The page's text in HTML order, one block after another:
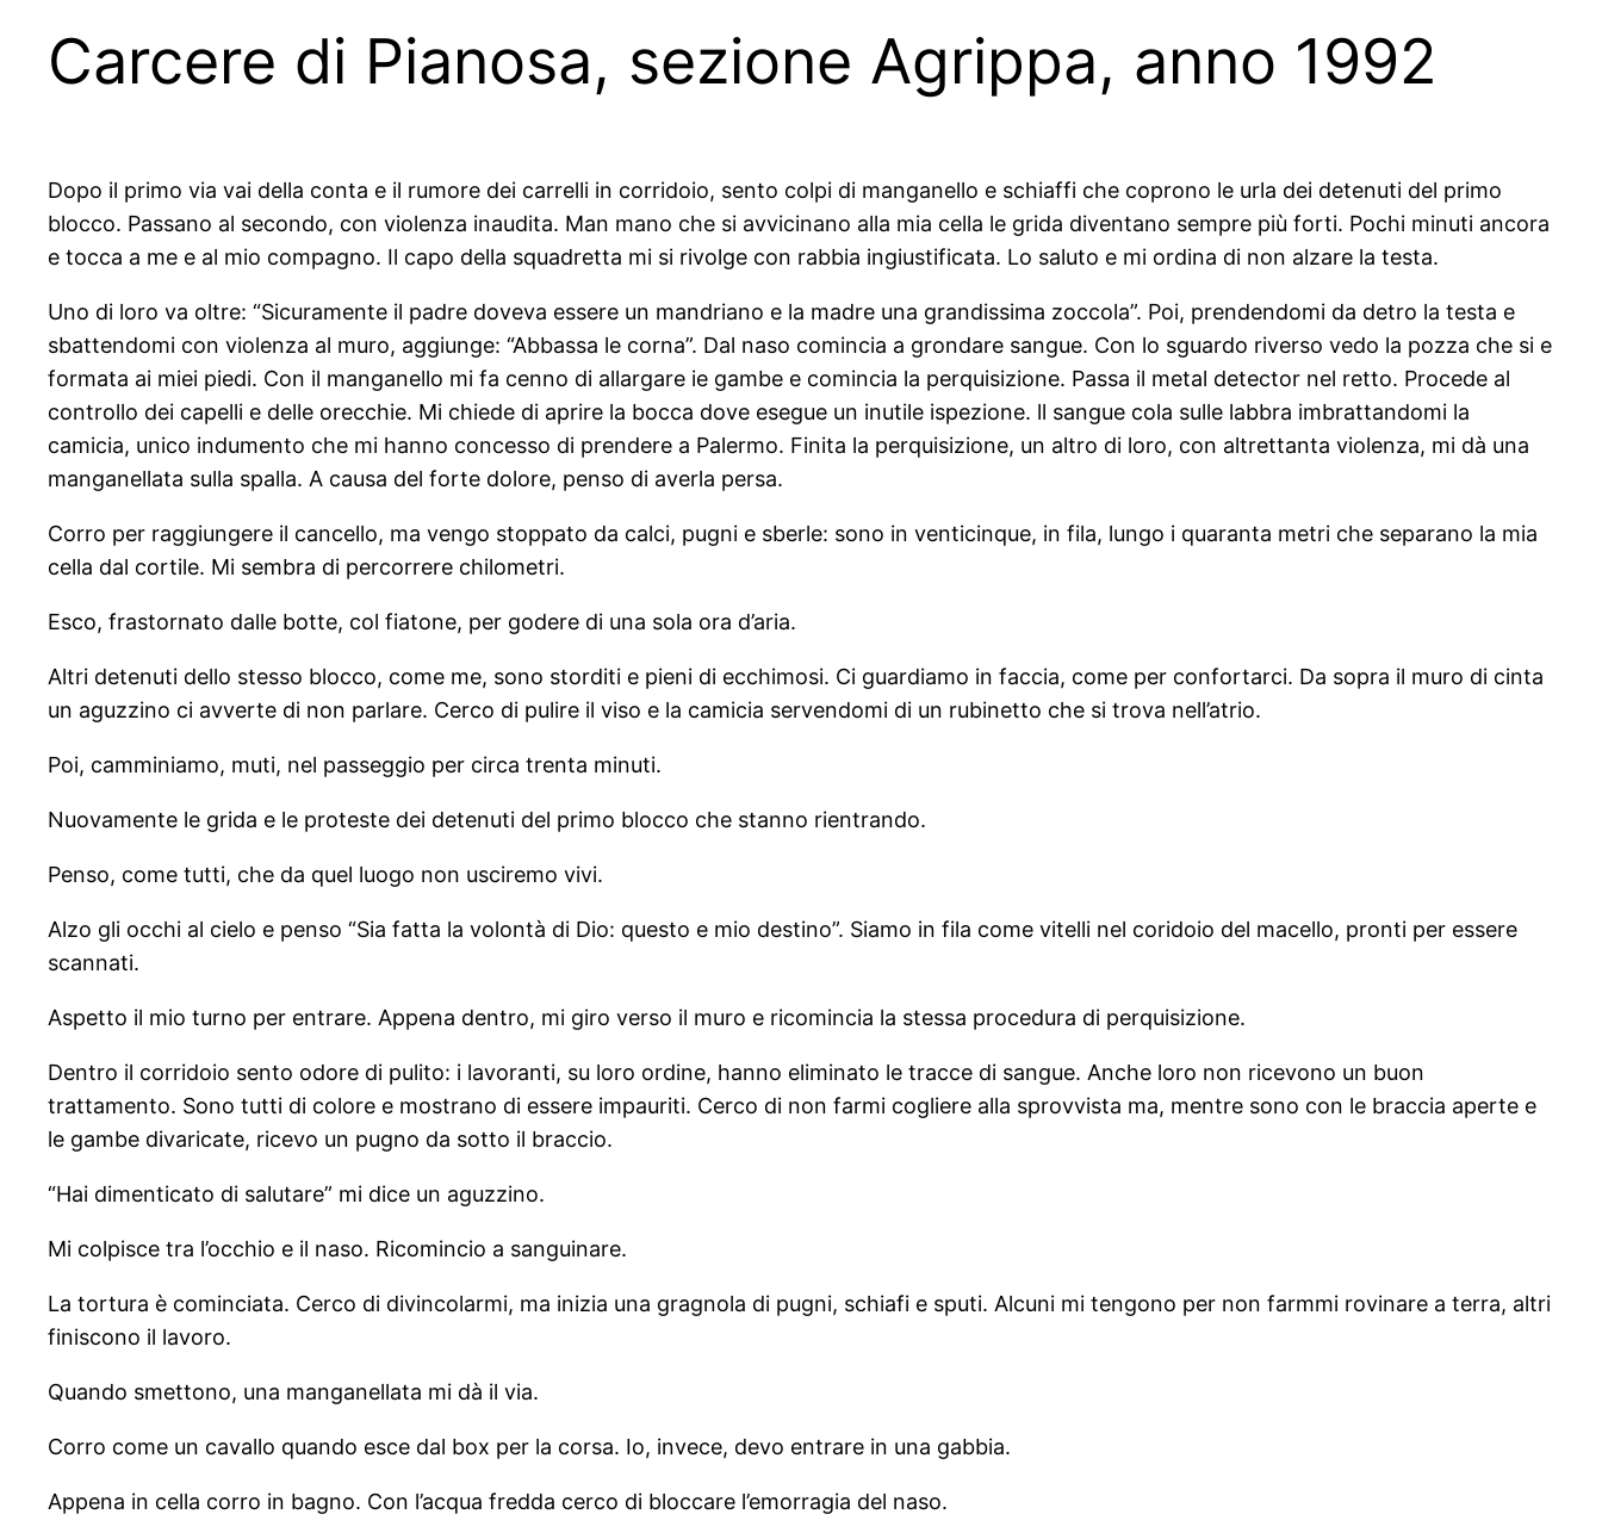
Carcere di Pianosa, sezione Agrippa, anno 1992
Dopo il primo via vai della conta e il rumore dei carrelli in corridoio, sento colpi di manganello e schiaffi che coprono le urla dei detenuti del primo
blocco. Passano al secondo, con violenza inaudita. Man mano che si avvicinano alla mia cella le grida diventano sempre più forti. Pochi minuti ancora
e tocca a me e al mio compagno. Il capo della squadretta mi si rivolge con rabbia ingiustificata. Lo saluto e mi ordina di non alzare la testa.
Uno di loro va oltre: “Sicuramente il padre doveva essere un mandriano e la madre una grandissima zoccola”. Poi, prendendomi da detro la testa e
sbattendomi con violenza al muro, aggiunge: “Abbassa le corna”. Dal naso comincia a grondare sangue. Con lo sguardo riverso vedo la pozza che si e
formata ai miei piedi. Con il manganello mi fa cenno di allargare ie gambe e comincia la perquisizione. Passa il metal detector nel retto. Procede al
controllo dei capelli e delle orecchie. Mi chiede di aprire la bocca dove esegue un inutile ispezione. ll sangue cola sulle labbra imbrattandomi la
camicia, unico indumento che mi hanno concesso di prendere a Palermo. Finita la perquisizione, un altro di loro, con altrettanta violenza, mi dà una
manganellata sulla spalla. A causa del forte dolore, penso di averla persa.
Corro per raggiungere il cancello, ma vengo stoppato da calci, pugni e sberle: sono in venticinque, in fila, lungo i quaranta metri che separano la mia
cella dal cortile. Mi sembra di percorrere chilometri.
Esco, frastornato dalle botte, col fiatone, per godere di una sola ora d’aria.
Altri detenuti dello stesso blocco, come me, sono storditi e pieni di ecchimosi. Ci guardiamo in faccia, come per confortarci. Da sopra il muro di cinta
un aguzzino ci avverte di non parlare. Cerco di pulire il viso e la camicia servendomi di un rubinetto che si trova nell’atrio.
Poi, camminiamo, muti, nel passeggio per circa trenta minuti.
Nuovamente le grida e le proteste dei detenuti del primo blocco che stanno rientrando.
Penso, come tutti, che da quel luogo non usciremo vivi.
Alzo gli occhi al cielo e penso “Sia fatta la volontà di Dio: questo e mio destino”. Siamo in fila come vitelli nel coridoio del macello, pronti per essere
scannati.
Aspetto il mio turno per entrare. Appena dentro, mi giro verso il muro e ricomincia la stessa procedura di perquisizione.
Dentro il corridoio sento odore di pulito: i lavoranti, su loro ordine, hanno eliminato le tracce di sangue. Anche loro non ricevono un buon
trattamento. Sono tutti di colore e mostrano di essere impauriti. Cerco di non farmi cogliere alla sprovvista ma, mentre sono con le braccia aperte e
le gambe divaricate, ricevo un pugno da sotto il braccio.
“Hai dimenticato di salutare” mi dice un aguzzino.
Mi colpisce tra l’occhio e il naso. Ricomincio a sanguinare.
La tortura è cominciata. Cerco di divincolarmi, ma inizia una gragnola di pugni, schiafi e sputi. Alcuni mi tengono per non farmmi rovinare a terra, altri
finiscono il lavoro.
Quando smettono, una manganellata mi dà il via.
Corro come un cavallo quando esce dal box per la corsa. Io, invece, devo entrare in una gabbia.
Appena in cella corro in bagno. Con l’acqua fredda cerco di bloccare l’emorragia del naso.